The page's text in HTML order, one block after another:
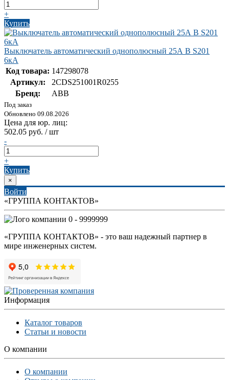
+
Купить
Выключатель автоматический однополюсный 25А В S201
6кА
Код товара: 147298078
Артикул:
2CDS251001R0255
Бренд:
ABB
Под заказ
Обновлено 09.08.2026
Цена для юр. лиц:
502.05 руб. / шт
-
+
Купить
×
Войти
«ГРУППА КОНТАКТОВ»
0 - 9999999
«ГРУППА КОНТАКТОВ» - это ваш надежный партнер в
мире инженерных систем.
Информация
Каталог товаров
Статьи и новости
О компании
О компании